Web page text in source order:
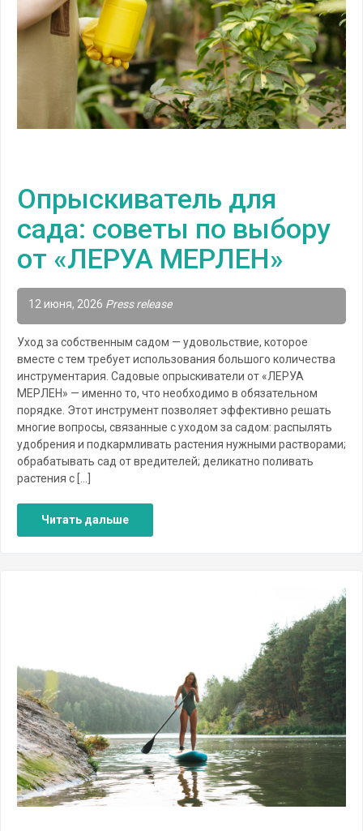
Опрыскиватель для
сада: советы по выбору
от «ЛЕРУА МЕРЛЕН»
12 июня, 2026 Press release
Уход за собственным садом — удовольствие, которое
вместе с тем требует использования большого количества
инструментария. Садовые опрыскиватели от «ЛЕРУА
МЕРЛЕН» — именно то, что необходимо в обязательном
порядке. Этот инструмент позволяет эффективно решать
многие вопросы, связанные с уходом за садом: распылять
удобрения и подкармливать растения нужными растворами;
обрабатывать сад от вредителей; деликатно поливать
растения с […]
Читать дальше